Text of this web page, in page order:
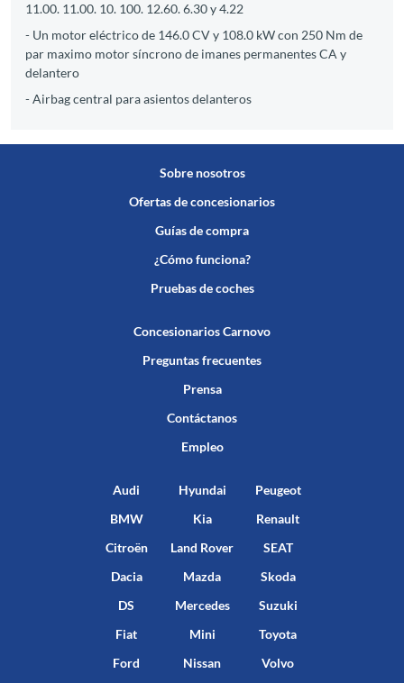
11.00. 11.00. 10. 100. 12.60. 6.30 y 4.22
- Un motor eléctrico de 146.0 CV y 108.0 kW con 250 Nm de
par maximo motor síncrono de imanes permanentes CA y
delantero
- Airbag central para asientos delanteros
Sobre nosotros
Ofertas de concesionarios
Guías de compra
¿Cómo funciona?
Pruebas de coches
Concesionarios Carnovo
Preguntas frecuentes
Prensa
Contáctanos
Empleo
Audi
BMW
Citroën
Dacia
DS
Fiat
Ford
Hyundai
Kia
Land Rover
Mazda
Mercedes
Mini
Nissan
Peugeot
Renault
SEAT
Skoda
Suzuki
Toyota
Volvo